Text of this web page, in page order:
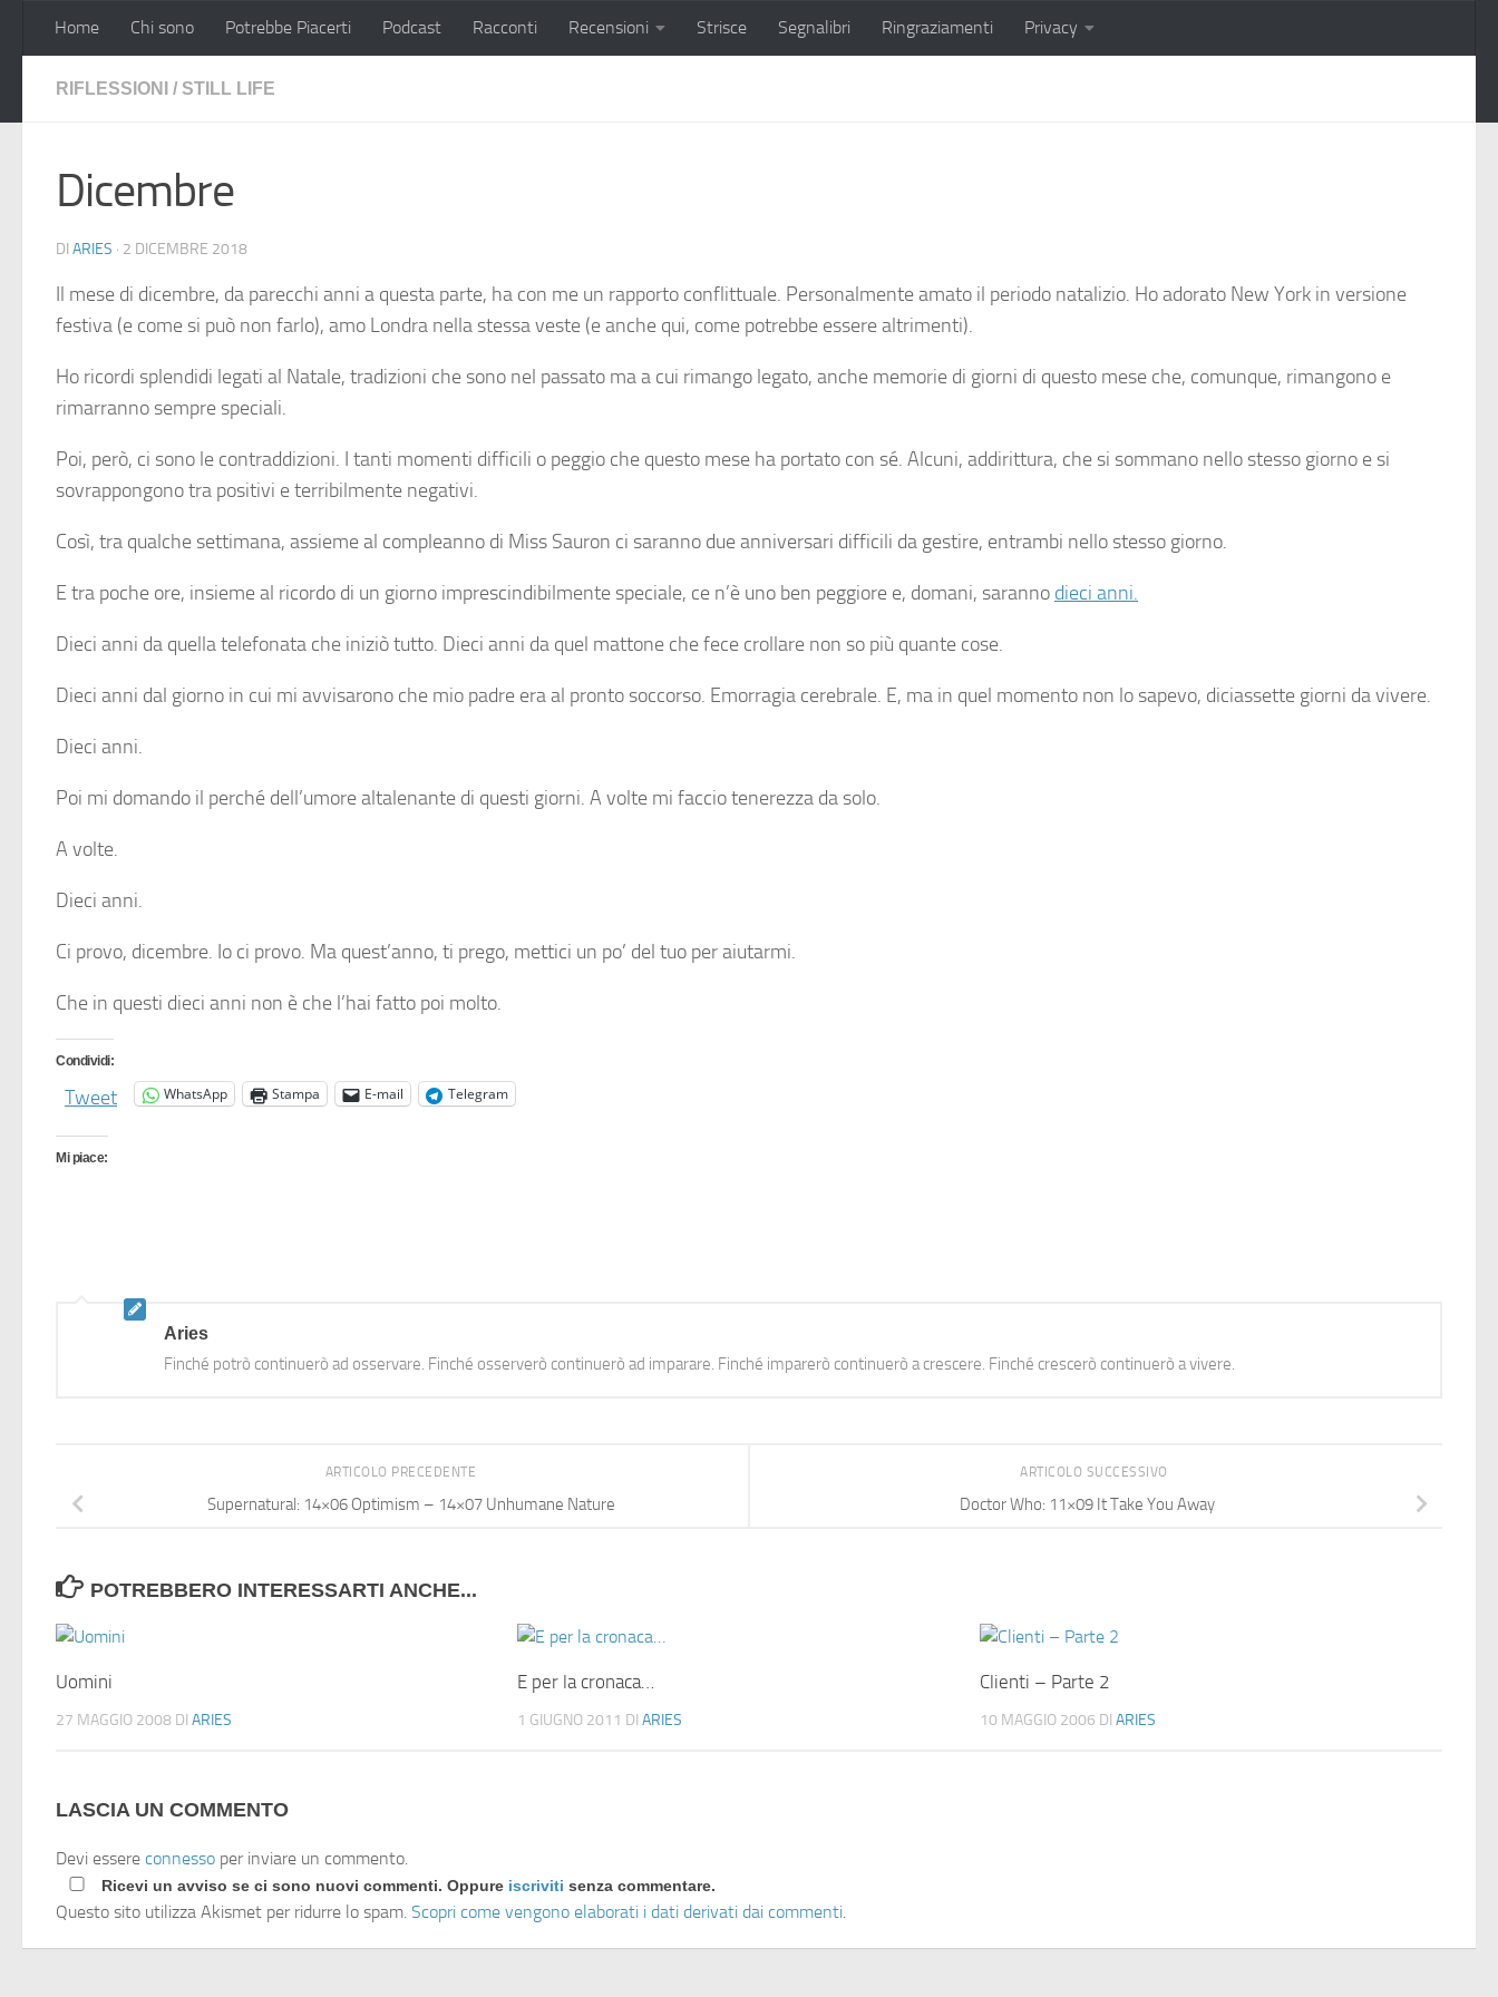
Salta al contenuto
Home Chi sono Potrebbe Piacerti Podcast Racconti Recensioni Strisce Segnalibri Ringraziamenti Privacy
RIFLESSIONI / STILL LIFE
Dicembre
DI ARIES · 2 DICEMBRE 2018
Il mese di dicembre, da parecchi anni a questa parte, ha con me un rapporto conflittuale. Personalmente amato il periodo natalizio. Ho adorato New York in versione
festiva (e come si può non farlo), amo Londra nella stessa veste (e anche qui, come potrebbe essere altrimenti).
Ho ricordi splendidi legati al Natale, tradizioni che sono nel passato ma a cui rimango legato, anche memorie di giorni di questo mese che, comunque, rimangono e
rimarranno sempre speciali.
Poi, però, ci sono le contraddizioni. I tanti momenti difficili o peggio che questo mese ha portato con sé. Alcuni, addirittura, che si sommano nello stesso giorno e si
sovrappongono tra positivi e terribilmente negativi.
Così, tra qualche settimana, assieme al compleanno di Miss Sauron ci saranno due anniversari difficili da gestire, entrambi nello stesso giorno.
E tra poche ore, insieme al ricordo di un giorno imprescindibilmente speciale, ce n’è uno ben peggiore e, domani, saranno dieci anni.
Dieci anni da quella telefonata che iniziò tutto. Dieci anni da quel mattone che fece crollare non so più quante cose.
Dieci anni dal giorno in cui mi avvisarono che mio padre era al pronto soccorso. Emorragia cerebrale. E, ma in quel momento non lo sapevo, diciassette giorni da vivere.
Dieci anni.
Poi mi domando il perché dell’umore altalenante di questi giorni. A volte mi faccio tenerezza da solo.
A volte.
Dieci anni.
Ci provo, dicembre. Io ci provo. Ma quest’anno, ti prego, mettici un po’ del tuo per aiutarmi.
Che in questi dieci anni non è che l’hai fatto poi molto.
Condividi:
Tweet WhatsApp Stampa E-mail Telegram
Mi piace:
Aries
Finché potrò continuerò ad osservare. Finché osserverò continuerò ad imparare. Finché imparerò continuerò a crescere. Finché crescerò continuerò a vivere.
ARTICOLO SUCCESSIVO
Doctor Who: 11×09 It Take You Away
ARTICOLO PRECEDENTE
Supernatural: 14×06 Optimism – 14×07 Unhumane Nature
POTREBBERO INTERESSARTI ANCHE...
Uomini
27 MAGGIO 2008 DI ARIES
E per la cronaca…
1 GIUGNO 2011 DIARIES
Clienti – Parte 2
10 MAGGIO 2006 DI ARIES
LASCIA UN COMMENTO
Devi essere connesso per inviare un commento.
Ricevi un avviso se ci sono nuovi commenti. Oppure iscriviti senza commentare.
Questo sito utilizza Akismet per ridurre lo spam. Scopri come vengono elaborati i dati derivati dai commenti.